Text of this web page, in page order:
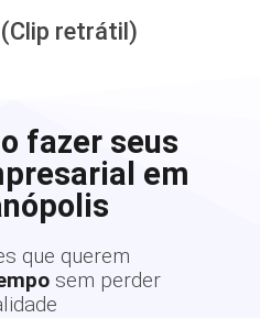
(Clip retrátil)
fazer seus
em
que querem
sem perder